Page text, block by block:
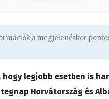
a megjelenéskor
legjobb esetben is
Horvátország és